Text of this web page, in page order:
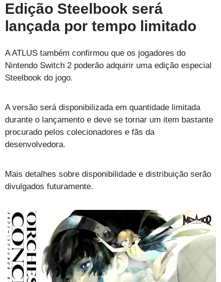
Edição Steelbook será
lançada por tempo limitado
A ATLUS também confirmou que os jogadores do
Nintendo Switch 2 poderão adquirir uma edição especial
Steelbook do jogo.
A versão será disponibilizada em quantidade limitada
durante o lançamento e deve se tornar um item bastante
procurado pelos colecionadores e fãs da
desenvolvedora.
Mais detalhes sobre disponibilidade e distribuição serão
divulgados futuramente.